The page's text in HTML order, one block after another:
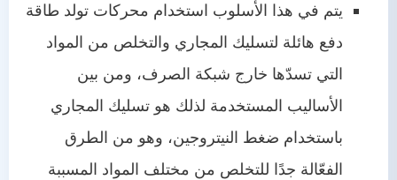
يتم في هذا الأسلوب استخدام محركات تولد طاقة
دفع هائلة لتسليك المجاري والتخلص من المواد
التي تسدّها خارج شبكة الصرف، ومن بين
الأساليب المستخدمة لذلك هو تسليك المجاري
باستخدام ضغط النيتروجين، وهو من الطرق
الفعّالة جدًا للتخلص من مختلف المواد المسببة